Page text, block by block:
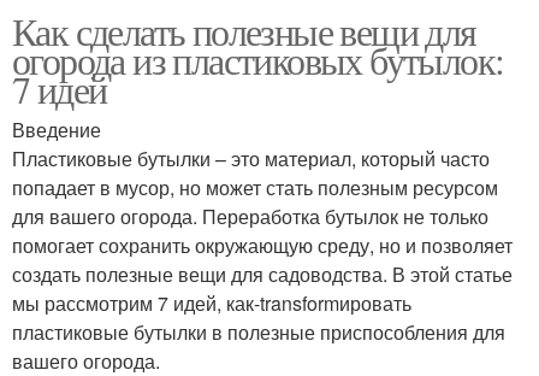
Пластиковые бутылки
изготовлении
Бутылки для
изготовления
Горшок из пластиковых
бутылок
Бутылки для полива
Как сделать полезные вещи для
огорода из пластиковых бутылок:
7 идей
Введение
Пластиковые бутылки – это материал, который часто
попадает в мусор, но может стать полезным ресурсом
для вашего огорода. Переработка бутылок не только
помогает сохранить окружающую среду, но и позволяет
создать полезные вещи для садоводства. В этой статье
мы рассмотрим 7 идей, как-transformировать
пластиковые бутылки в полезные приспособления для
вашего огорода.